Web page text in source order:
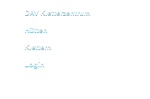
DAV Kletterzentrum
Hütten
Klettern
Login